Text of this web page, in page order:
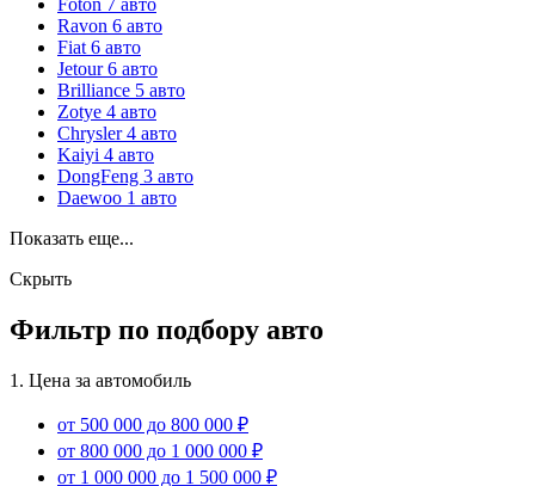
Foton 7 авто
Ravon 6 авто
Fiat 6 авто
Jetour6 авто
Brilliance 5 авто
Zotye 4 авто
Chrysler4 авто
Kaiyi 4 авто
DongFeng 3 авто
Daewoo 1 авто
Показать еще...
Скрыть
Фильтр по подбору авто
1. Цена за автомобиль
от 500 000 до 800 000 ₽
от 800 000 до 1 000 000 ₽
от 1 000 000 до 1 500 000 ₽